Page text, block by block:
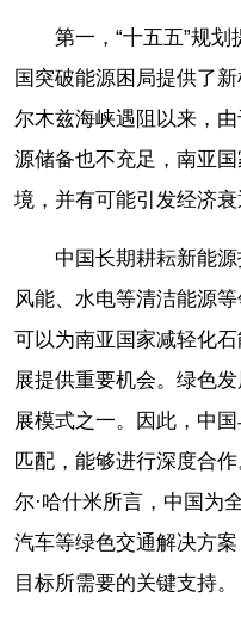
第一，“十五五”规
国突破能源困局提供了
尔木兹海峡遇阻以来，
源储备也不充足，南亚
境，并有可能引发经济衰
中国长期耕耘新能
风能、水电等清洁能源
可以为南亚国家减轻化
展提供重要机会。绿色
展模式之一。因此，中
匹配，能够进行深度合
尔·哈什米所言，中国为
汽车等绿色交通解决方
目标所需要的关键支持。